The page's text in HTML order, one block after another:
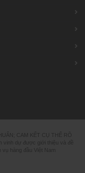
CAM KẾT CỤ THỂ RÕ
dự được giới thiệu và đề
hàng đầu Việt Nam